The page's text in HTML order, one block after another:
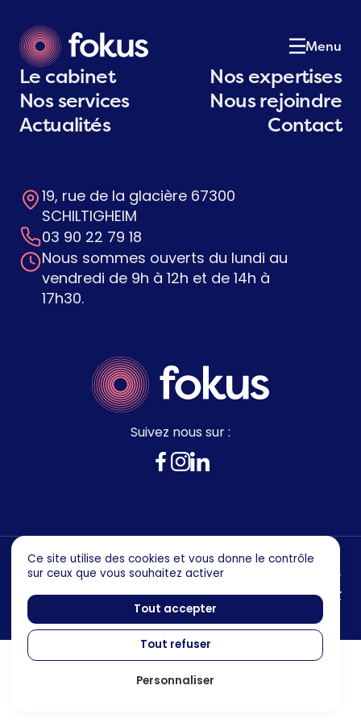
Menu
02Notre équipe
03Nos expertises
04Nos services
05 Actualités
Contactez-nous
Suivez nous sur :
19, rue de la glacière 67300
SCHILTIGHEIM
03 90 22 79 18
Nous sommes ouverts du lundi au
vendredi de 9h à 12h et de 14h à
17h30.
Le cabinet
Nos expertises
Nos services
Nous rejoindre
Actualités
Contact
Mentions legales
Politique de confidentialité
Ce site utilise des cookies et vous donne le contrôle
sur ceux que vous souhaitez activer
Tout accepter
Tout refuser
Personnaliser